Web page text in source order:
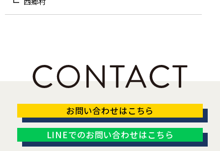
お問い合わせはこちら
LINEでのお問い合わせはこちら